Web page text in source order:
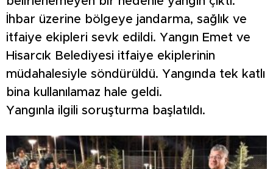
İhbar üzerine bölgeye jandarma, sağlık ve
itfaiye ekipleri sevk edildi. Yangın Emet ve
Hisarcık Belediyesi itfaiye ekiplerinin
müdahalesiyle söndürüldü. Yangında tek katlı
bina kullanılamaz hale geldi.
Yangınla ilgili soruşturma başlatıldı.